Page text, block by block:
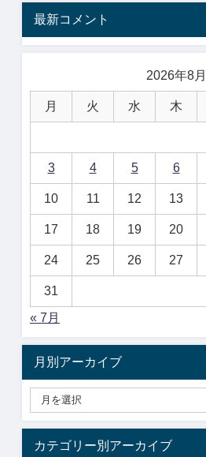
最新コメント
2026年8月
月 火 水 木
3 4 5 6
10 11 12 13
17 18 19 20
24 25 26 27
31
« 7月
月別アーカイブ
カテゴリー別アーカイブ